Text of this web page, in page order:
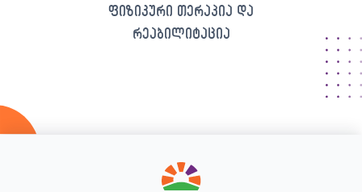
ფიზიკური თერაპია და
რეაბილიტაცია